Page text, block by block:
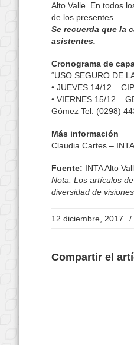
Alto Valle. En todos
de los presentes.
Se recuerda que la
asistentes.
Cronograma de
“USO SEGURO DE
• JUEVES 14/12 –
• VIERNES 15/12 –
Gómez Tel. (0298)
Más información
Claudia Cartes –
Fuente: INTA Alto
Nota: Los artículos
diversidad de visiones.
12 diciembre, 2017 /
Compartir el